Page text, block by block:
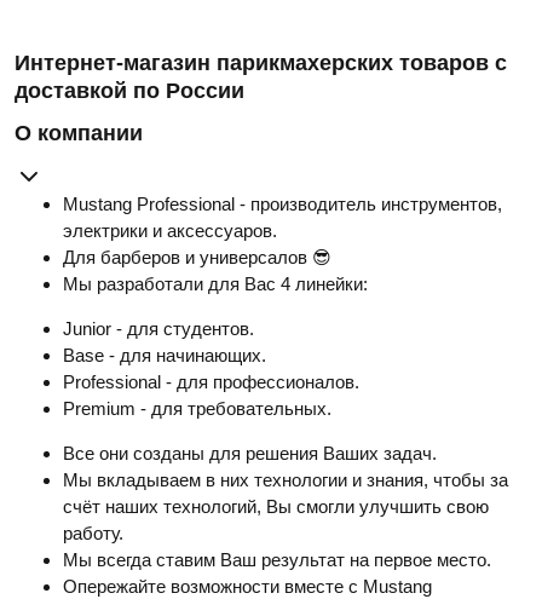
Интернет-магазин парикмахерских товаров с
доставкой по России
О компании
Mustang Professional - производитель инструментов,
электрики и аксессуаров.
Для барберов и универсалов 😎
Мы разработали для Вас 4 линейки:
Junior - для студентов.
Base - для начинающих.
Professional - для профессионалов.
Premium - для требовательных.
Все они созданы для решения Ваших задач.
Мы вкладываем в них технологии и знания, чтобы за
счёт наших технологий, Вы смогли улучшить свою
работу.
Мы всегда ставим Ваш результат на первое место.
Опережайте возможности вместе с Mustang